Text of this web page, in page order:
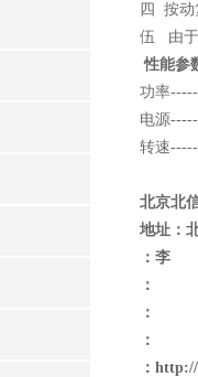
四 按动
伍 由于
性能参
功率
电源
转速
北京北
地址：
：李
：
：
：
： http://